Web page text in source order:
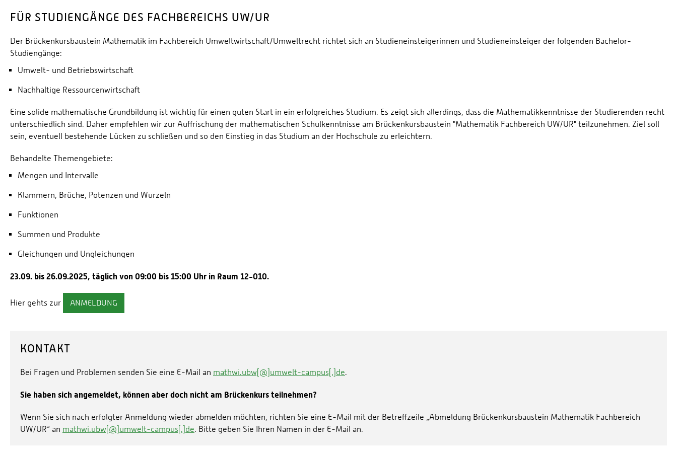
FÜR STUDIENGÄNGE DES FACHBEREICHS UW/UR
Der Brückenkursbaustein Mathematik im Fachbereich Umweltwirtschaft/Umweltrecht richtet sich an Studieneinsteigerinnen und Studieneinsteiger der folgenden Bachelor-
Studiengänge:
Umwelt- und Betriebswirtschaft
Nachhaltige Ressourcenwirtschaft
Eine solide mathematische Grundbildung ist wichtig für einen guten Start in ein erfolgreiches Studium. Es zeigt sich allerdings, dass die Mathematikkenntnisse der Studierenden recht
unterschiedlich sind. Daher empfehlen wir zur Auffrischung der mathematischen Schulkenntnisse am Brückenkursbaustein "Mathematik Fachbereich UW/UR" teilzunehmen. Ziel soll
sein, eventuell bestehende Lücken zu schließen und so den Einstieg in das Studium an der Hochschule zu erleichtern.
Behandelte Themengebiete:
Mengen und Intervalle
Klammern, Brüche, Potenzen und Wurzeln
Funktionen
Summen und Produkte
Gleichungen und Ungleichungen
23.09. bis 26.09.2025, täglich von 09:00 bis 15:00 Uhr in Raum 12-010.
Hier gehts zur ANMELDUNG
KONTAKT
Bei Fragen und Problemen senden Sie eine E-Mail an mathwi.ubw[@]umwelt-campus[.]de.
Sie haben sich angemeldet, können aber doch nicht am Brückenkurs teilnehmen?
Wenn Sie sich nach erfolgter Anmeldung wieder abmelden möchten, richten Sie eine E-Mail mit der Betreffzeile „Abmeldung Brückenkursbaustein Mathematik Fachbereich
UW/UR“ an mathwi.ubw[@]umwelt-campus[.]de. Bitte geben Sie Ihren Namen in der E-Mail an.